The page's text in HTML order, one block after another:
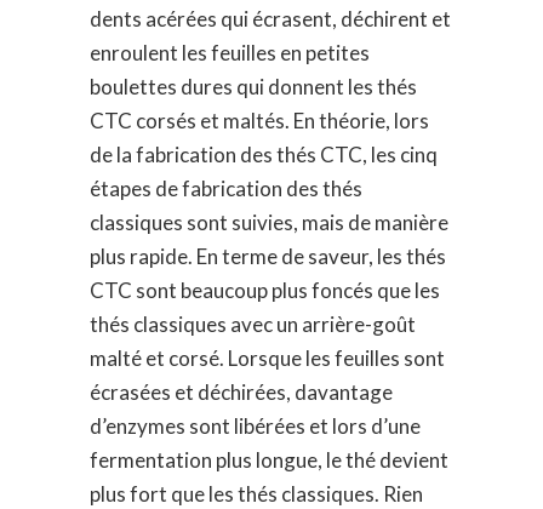
dents acérées qui écrasent, déchirent et
enroulent les feuilles en petites
boulettes dures qui donnent les thés
CTC corsés et maltés. En théorie, lors
de la fabrication des thés CTC, les cinq
étapes de fabrication des thés
classiques sont suivies, mais de manière
plus rapide. En terme de saveur, les thés
CTC sont beaucoup plus foncés que les
thés classiques avec un arrière-goût
malté et corsé. Lorsque les feuilles sont
écrasées et déchirées, davantage
d’enzymes sont libérées et lors d’une
fermentation plus longue, le thé devient
plus fort que les thés classiques. Rien